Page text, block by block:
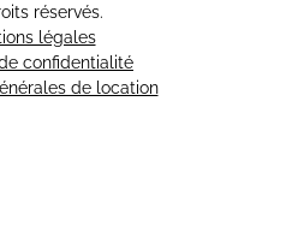
réservés.
légales
confidentialité
de location